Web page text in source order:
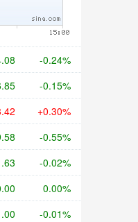
-0.24%
-0.15%
+0.30%
-0.55%
-0.02%
0.00%
-0.01%